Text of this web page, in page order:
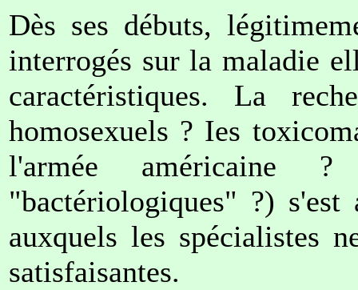
Dès ses débuts,
interrogés sur la maladie
caractéristiques. La
homosexuels ? Ies
l'armée américaine ?
"bactériologiques" ?) s'est
auxquels les spécialistes
satisfaisantes.